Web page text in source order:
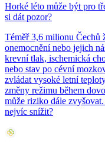
Horké léto může být pro
si dát pozor?
Téměř 3,6 milionu Čechů
onemocnění nebo jejich
krevní tlak, ischemická
nebo stav po cévní
zvládat vysoké letní
změny režimu během
může riziko dále
nejvíc snížit?